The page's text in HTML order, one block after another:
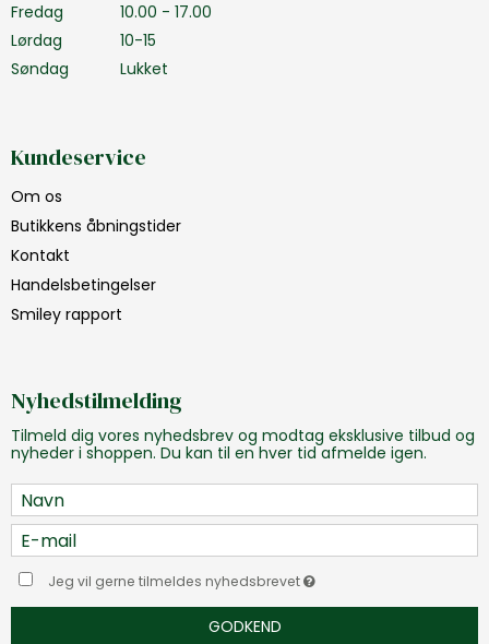
Fredag
10.00 - 17.00
Lørdag
10-15
Søndag
Lukket
Kundeservice
Om os
Butikkens åbningstider
Kontakt
Handelsbetingelser
Smiley rapport
Nyhedstilmelding
Tilmeld dig vores nyhedsbrev og modtag eksklusive tilbud og
nyheder i shoppen. Du kan til en hver tid afmelde igen.
Jeg vil gerne tilmeldes nyhedsbrevet
GODKEND